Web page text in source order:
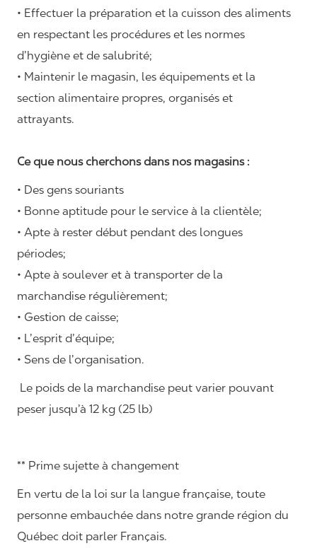
• Effectuer la préparation et la cuisson des aliments
en respectant les procédures et les normes
d’hygiène et de salubrité;
• Maintenir le magasin, les équipements et la
section alimentaire propres, organisés et
attrayants.
Ce que nous cherchons dans nos magasins :
• Des gens souriants
• Bonne aptitude pour le service à la clientèle;
• Apte à rester début pendant des longues
périodes;
• Apte à soulever et à transporter de la
marchandise régulièrement;
• Gestion de caisse;
• L’esprit d’équipe;
• Sens de l’organisation.
Le poids de la marchandise peut varier pouvant
peser jusqu’à 12 kg (25 lb)
** Prime sujette à changement
En vertu de la loi sur la langue française, toute
personne embauchée dans notre grande région du
Québec doit parler Français.